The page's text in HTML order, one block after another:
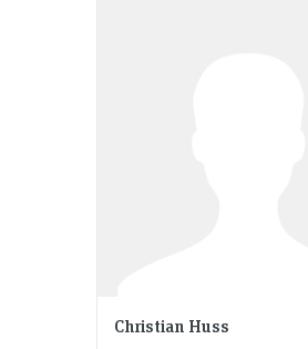
Christian Huss